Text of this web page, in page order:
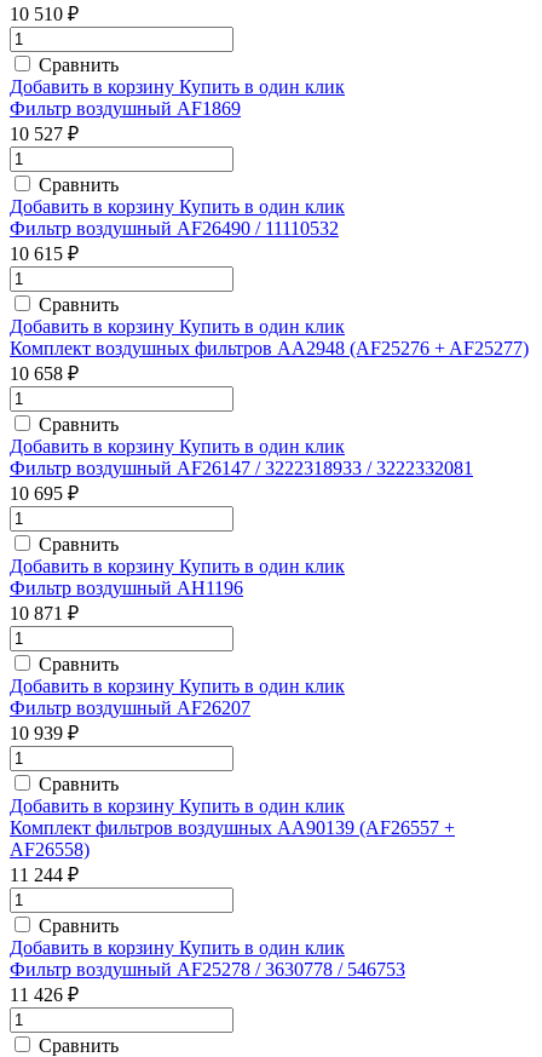
10 510 ₽
Сравнить
Добавить в корзину Купить в один клик
Фильтр воздушный AF1869
10 527 ₽
Сравнить
Добавить в корзину Купить в один клик
Фильтр воздушный AF26490 / 11110532
10 615 ₽
Сравнить
Добавить в корзину Купить в один клик
Комплект воздушных фильтров AA2948 (AF25276 + AF25277)
10 658 ₽
Сравнить
Добавить в корзину Купить в один клик
Фильтр воздушный AF26147 / 3222318933 / 3222332081
10 695 ₽
Сравнить
Добавить в корзину Купить в один клик
Фильтр воздушный AH1196
10 871 ₽
Сравнить
Добавить в корзину Купить в один клик
Фильтр воздушный AF26207
10 939 ₽
Сравнить
Добавить в корзину Купить в один клик
Комплект фильтров воздушных AA90139 (AF26557 +
AF26558)
11 244 ₽
Сравнить
Добавить в корзину Купить в один клик
Фильтр воздушный AF25278 / 3630778 / 546753
11 426 ₽
Сравнить